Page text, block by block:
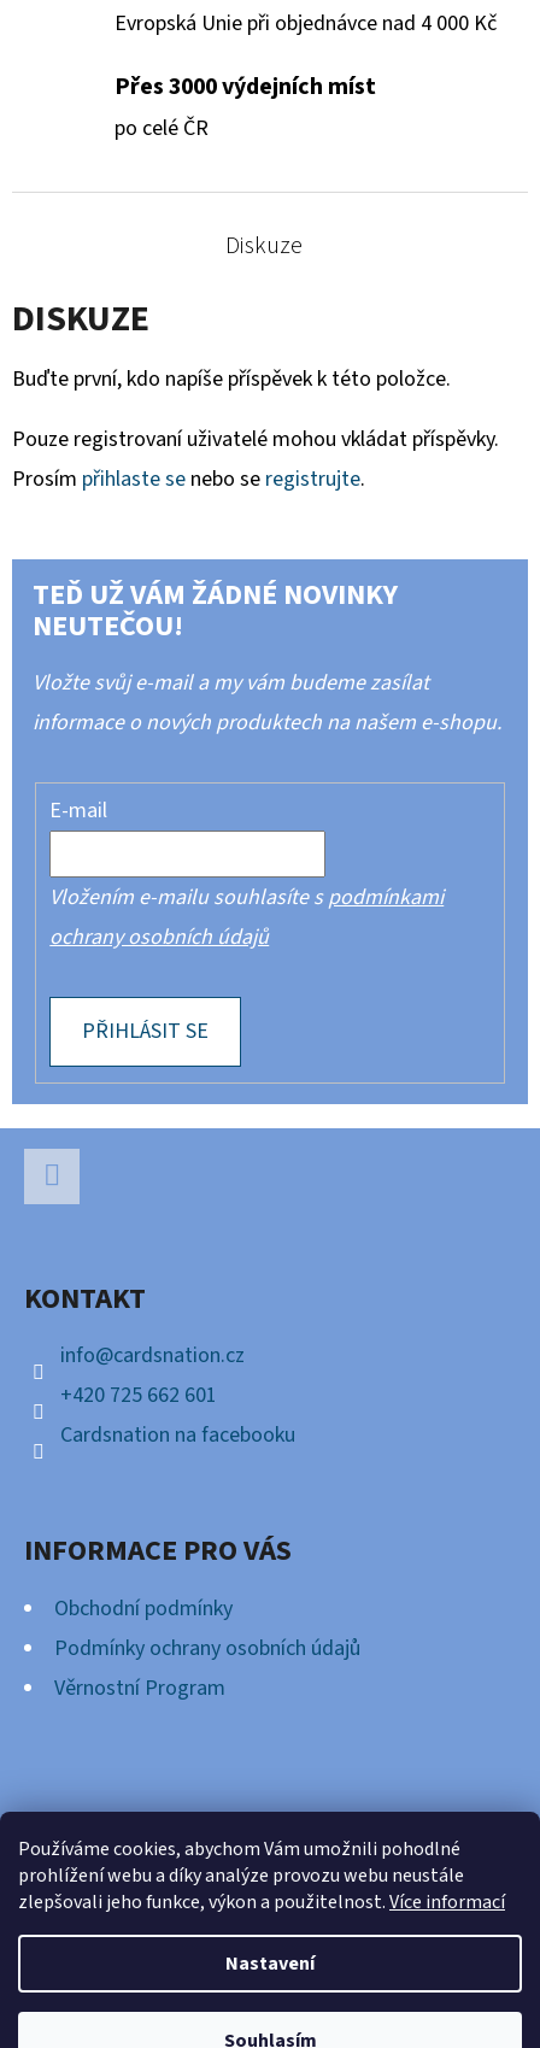
Používáme cookies, abychom Vám umožnili pohodlné
prohlížení webu a díky analýze provozu webu neustále
zlepšovali jeho funkce, výkon a použitelnost.Více informací
Nastavení
Souhlasím
Evropská Unie při objednávce nad 4 000 Kč
Přes 3000 výdejních míst
po celé ČR
Diskuze
DISKUZE
Buďte první, kdo napíše příspěvek k této položce.
Pouze registrovaní uživatelé mohou vkládat příspěvky.
Prosím přihlaste se nebo se registrujte.
TEĎ UŽ VÁM ŽÁDNÉ NOVINKY
NEUTEČOU!
Vložte svůj e-mail a my vám budeme zasílat
informace o nových produktech na našem e-shopu.
E-mail
Vložením e-mailu souhlasíte spodmínkami
ochrany osobních údajů
PŘIHLÁSIT SE
KONTAKT
info@cardsnation.cz
+420 725 662 601
Cardsnation na facebooku
INFORMACE PRO VÁS
Obchodní podmínky
Podmínky ochrany osobních údajů
Věrnostní Program
FACEBOOK
Copyright 2026Cardsnation.cz. Všechna práva